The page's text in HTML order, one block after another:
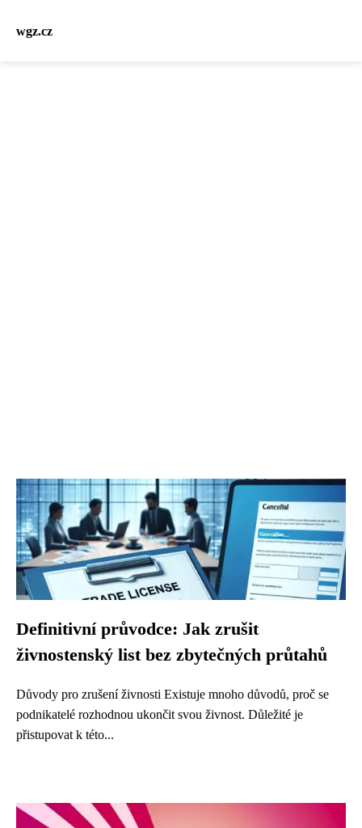
wgz.cz
Definitivní průvodce: Jak zrušit
živnostenský list bez zbytečných průtahů
Důvody pro zrušení živnosti Existuje mnoho důvodů, proč se
podnikatelé rozhodnou ukončit svou živnost. Důležité je
přistupovat k této...